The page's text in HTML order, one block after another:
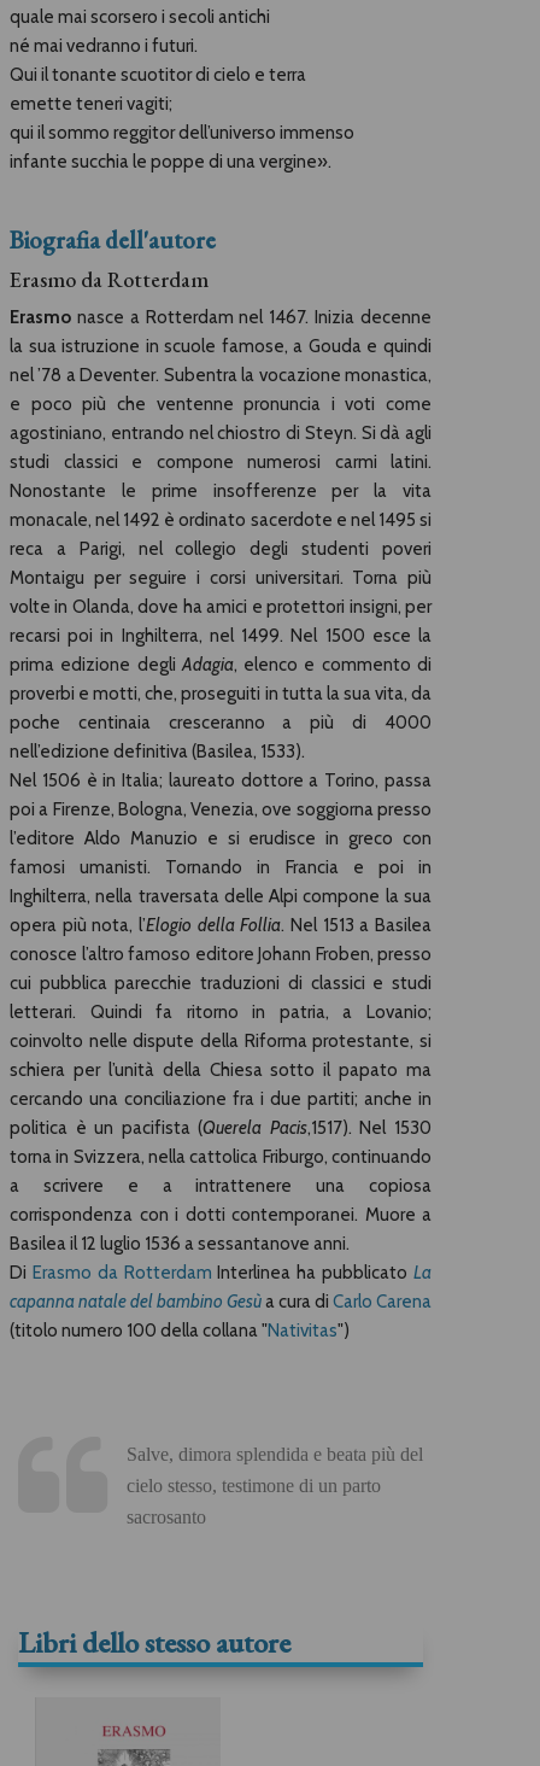
quale mai scorsero i secoli antichi
né mai vedranno i futuri.
Qui il tonante scuotitor di cielo e terra
emette teneri vagiti;
qui il sommo reggitor dell’universo immenso
infante succhia le poppe di una vergine».
Biografia dell'autore
Erasmo da Rotterdam
Erasmo nasce a Rotterdam nel 1467. Inizia decenne
la sua istruzione in scuole famose, a Gouda e quindi
nel ’78 a Deventer. Subentra la vocazione monastica,
e poco più che ventenne pronuncia i voti come
agostiniano, entrando nel chiostro di Steyn. Si dà agli
studi classici e compone numerosi carmi latini.
Nonostante le prime insofferenze per la vita
monacale, nel 1492 è ordinato sacerdote e nel 1495 si
reca a Parigi, nel collegio degli studenti poveri
Montaigu per seguire i corsi universitari. Torna più
volte in Olanda, dove ha amici e protettori insigni, per
recarsi poi in Inghilterra, nel 1499. Nel 1500 esce la
prima edizione degliAdagia, elenco e commento di
proverbi e motti, che, proseguiti in tutta la sua vita, da
poche centinaia cresceranno a più di 4000
nell’edizione definitiva (Basilea, 1533).
Nel 1506 è in Italia; laureato dottore a Torino, passa
poi a Firenze, Bologna, Venezia, ove soggiorna presso
l’editore Aldo Manuzio e si erudisce in greco con
famosi umanisti. Tornando in Francia e poi in
Inghilterra, nella traversata delle Alpi compone la sua
opera più nota, l’Elogio della Follia. Nel 1513 a Basilea
conosce l’altro famoso editore Johann Froben, presso
cui pubblica parecchie traduzioni di classici e studi
letterari. Quindi fa ritorno in patria, a Lovanio;
coinvolto nelle dispute della Riforma protestante, si
schiera per l’unità della Chiesa sotto il papato ma
cercando una conciliazione fra i due partiti; anche in
politica è un pacifista (Querela Pacis,1517). Nel 1530
torna in Svizzera, nella cattolica Friburgo, continuando
a scrivere e a intrattenere una copiosa
corrispondenza con i dotti contemporanei. Muore a
Basilea il 12 luglio 1536 a sessantanove anni.
Di Erasmo da Rotterdam Interlinea ha pubblicatoLa
capanna natale del bambino Gesùa cura di Carlo Carena
(titolo numero 100 della collana "Nativitas")
Salve, dimora splendida e beata più del
cielo stesso, testimone di un parto
sacrosanto
Libri dello stesso autore